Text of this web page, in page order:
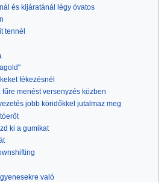
és kijáratánál légy óvatos
tennél
fékezésnél
menést versenyzés közben
jobb köridőkkel jutalmaz meg
ki a gumikat
való